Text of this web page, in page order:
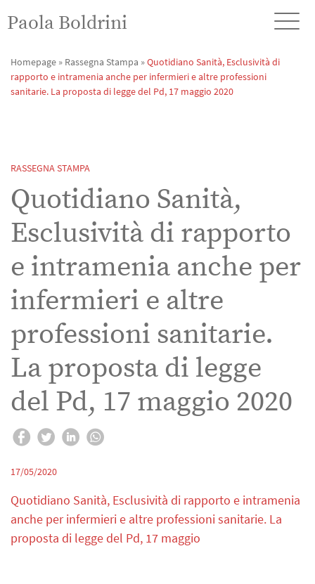
Paola Boldrini
Homepage » Rassegna Stampa »Quotidiano Sanità, Esclusività di
rapporto e intramenia anche per infermieri e altre professioni
sanitarie. La proposta di legge del Pd, 17 maggio 2020
RASSEGNA STAMPA
Quotidiano Sanità,
Esclusività di rapporto
e intramenia anche per
infermieri e altre
professioni sanitarie.
La proposta di legge
del Pd, 17 maggio 2020
17/05/2020
Quotidiano Sanità, Esclusività di rapporto e intramenia
anche per infermieri e altre professioni sanitarie. La
proposta di legge del Pd, 17 maggio